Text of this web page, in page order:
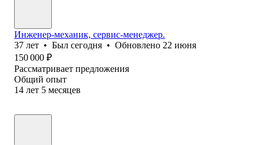
Инженер-механик, сервис-менеджер.
37 лет • Был сегодня • Обновлено 22 июня
150 000 ₽
Рассматривает предложения
Общий опыт
14 лет 5 месяцев